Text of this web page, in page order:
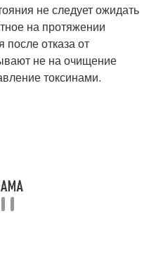
не следует ожидать
на протяжении
после отказа от
не на очищение
токсинами.